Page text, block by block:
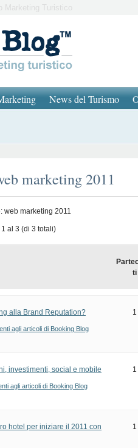
Turistico
News del Turismo
marketing 2011
web marketing 2011
al 3 (di 3 totali)
ti
alla Brand Reputation?
agli articoli di Booking Blog
1
investimenti, social e mobile
agli articoli di Booking Blog
1
hotel per iniziare il 2011 con
1